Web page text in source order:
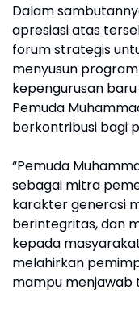
Dalam
apresiasi atas
forum strategis
menyusun
kepengurusan
Pemuda
berkontribusi bagi
“Pemuda
sebagai mitra
karakter generasi
berintegritas, dan
kepada
melahirkan
mampu menjawab